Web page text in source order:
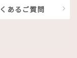
あるご質問